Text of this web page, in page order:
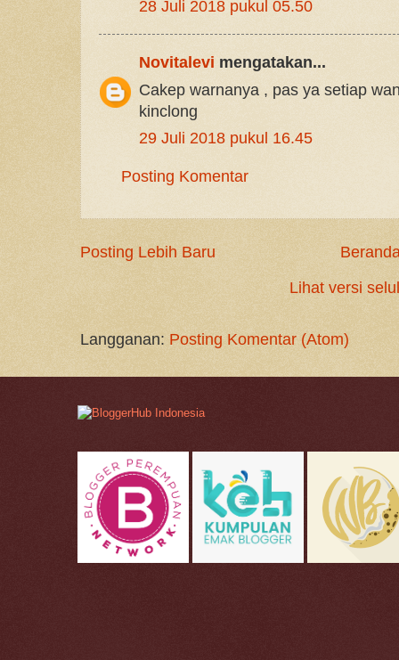
28 Juli 2018 pukul 05.50
Novitalevi mengatakan...
Cakep warnanya , pas ya setiap
kinclong
29 Juli 2018 pukul 16.45
Posting Komentar
Posting Lebih Baru
Lihat versi
Langganan: Posting Komentar (Atom)